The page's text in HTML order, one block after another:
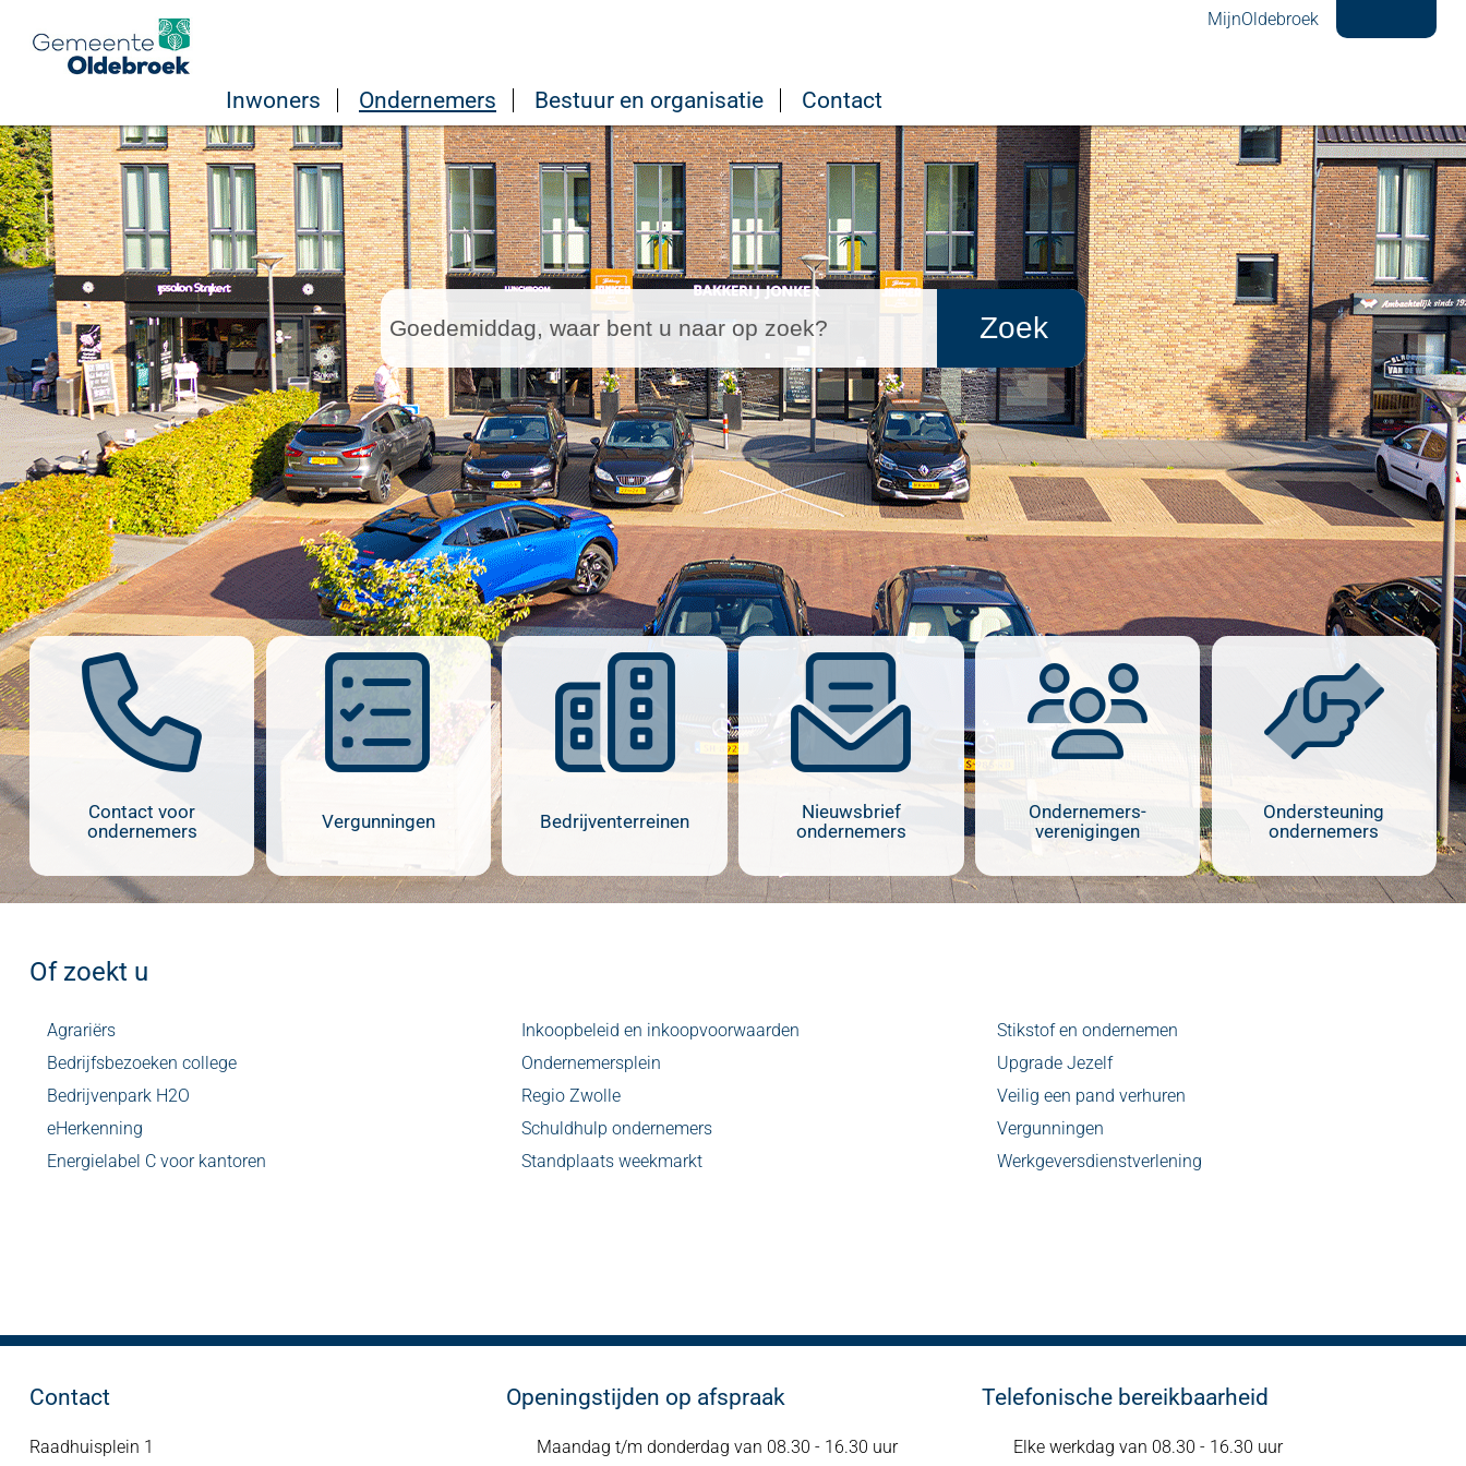
MijnOldebroek
Inwoners Ondernemers Bestuur en organisatie Contact
Zoek
Contact voor
ondernemers
Vergunningen Bedrijventerreinen
Nieuwsbrief
ondernemers
Ondernemers-
verenigingen
Ondersteuning
ondernemers
Of zoekt u
Agrariërs
Bedrijfsbezoeken college
Bedrijvenpark H2O
eHerkenning
Energielabel C voor kantoren
Inkoopbeleid en inkoopvoorwaarden
Ondernemersplein
Regio Zwolle
Schuldhulp ondernemers
Standplaats weekmarkt
Stikstof en ondernemen
Upgrade Jezelf
Veilig een pand verhuren
Vergunningen
Werkgeversdienstverlening
Contact
Raadhuisplein 1
Openingstijden op afspraak
Maandag t/m donderdag van 08.30 - 16.30 uur
Telefonische bereikbaarheid
Elke werkdag van 08.30 - 16.30 uur